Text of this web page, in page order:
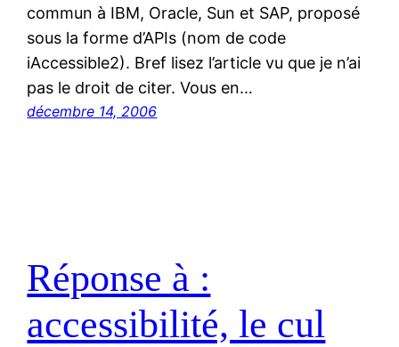
commun à IBM, Oracle, Sun et SAP, proposé
sous la forme d’APIs (nom de code
iAccessible2). Bref lisez l’article vu que je n’ai
pas le droit de citer. Vous en…
décembre 14, 2006
Réponse à :
accessibilité, le cul